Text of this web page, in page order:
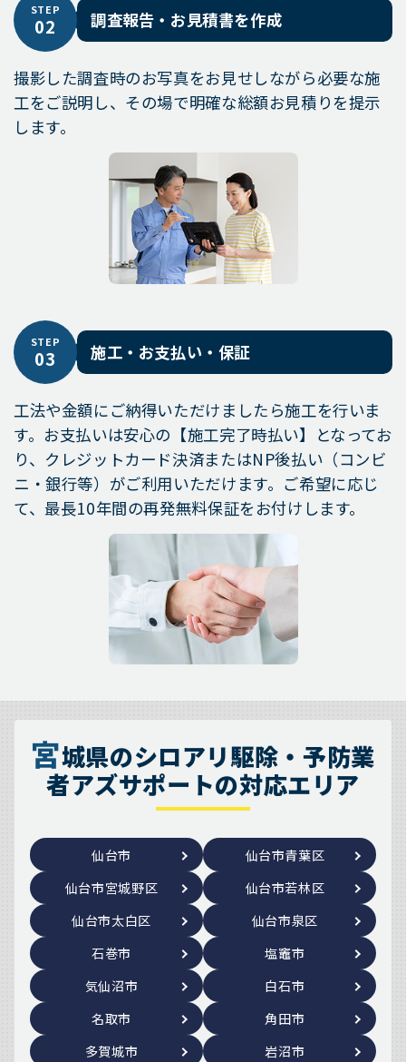
STEP
02 調査報告・お見積書を作成
撮影した調査時のお写真をお見せしながら必要な施
工をご説明し、その場で明確な総額お見積りを提示
します。
STEP
03 施工・お支払い・保証
工法や金額にご納得いただけましたら施工を行いま
す。お支払いは安心の【施工完了時払い】となってお
り、クレジットカード決済またはNP後払い（コンビ
ニ・銀行等）がご利用いただけます。ご希望に応じ
て、最長10年間の再発無料保証をお付けします。
宮城県のシロアリ駆除・予防業
者アズサポートの対応エリア
仙台市
仙台市青葉区
仙台市宮城野区
仙台市若林区
仙台市太白区
仙台市泉区
石巻市
塩竈市
気仙沼市
白石市
名取市
角田市
多賀城市
岩沼市